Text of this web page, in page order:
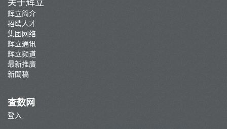
辉立简介
招聘人才
集团网络
辉立通讯
辉立频道
最新推廣
新聞稿
查数网
登入